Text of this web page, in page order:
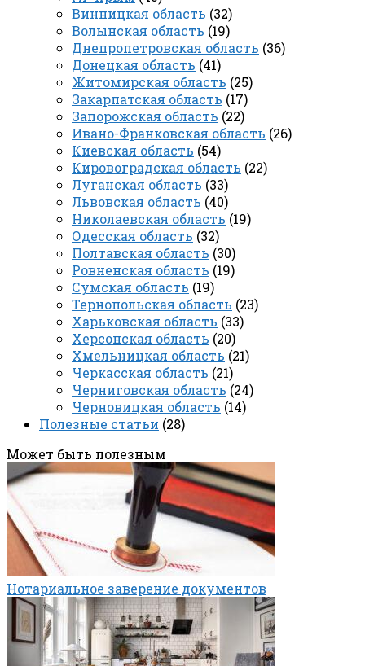
Винницкая область (32)
Волынская область (19)
Днепропетровская область (36)
Донецкая область (41)
Житомирская область (25)
Закарпатская область (17)
Запорожская область (22)
Ивано-Франковская область (26)
Киевская область (54)
Кировоградская область (22)
Луганская область (33)
Львовская область (40)
Николаевская область (19)
Одесская область (32)
Полтавская область (30)
Ровненская область (19)
Сумская область (19)
Тернопольская область (23)
Харьковская область (33)
Херсонская область (20)
Хмельницкая область (21)
Черкасская область (21)
Черниговская область (24)
Черновицкая область (14)
Полезные статьи (28)
Может быть полезным
Нотариальное заверение документов